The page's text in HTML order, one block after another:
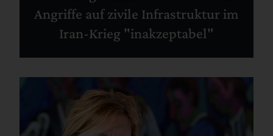
Angriffe auf zivile Infrastruktur im
Iran-Krieg "inakzeptabel"